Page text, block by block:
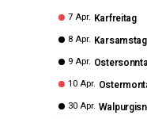
7 Apr. Karfreitag
8 Apr. Karsamstag
9 Apr.
10 Apr.
30 Apr.